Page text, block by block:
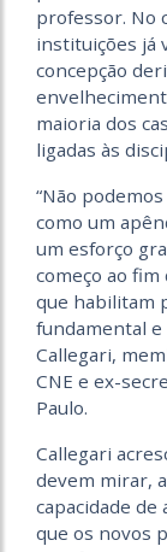
professor. No
instituições já
concepção
maioria dos
ligadas às
“Não
como um
um esforço
começo ao
que habilitam
fundamental e
Callegari,
CNE e ex-
Paulo.
Callegari
devem mirar,
capacidade de
que os novos